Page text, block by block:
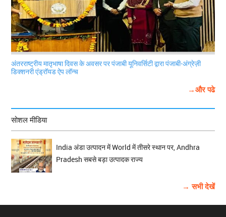
अंतरराष्ट्रीय मातृभाषा दिवस के अवसर पर पंजाबी यूनिवर्सिटी द्वारा पंजाबी-अंग्रेज़ी
डिक्शनरी एंड्रॉयड ऐप लॉन्च
→और पढे
सोशल मीडिया
India अंडा उत्पादन में World में तीसरे स्थान पर, Andhra
Pradesh सबसे बड़ा उत्पादक राज्य
→ सभी देखें